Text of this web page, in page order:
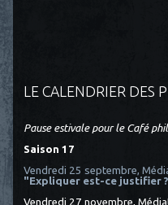
LE CALENDRIER DES
Pause estivale pour le Café
Saison 17
Vendredi 25 septembre,
"Expliquer est-ce justifier
Vendredi 27 novembre,